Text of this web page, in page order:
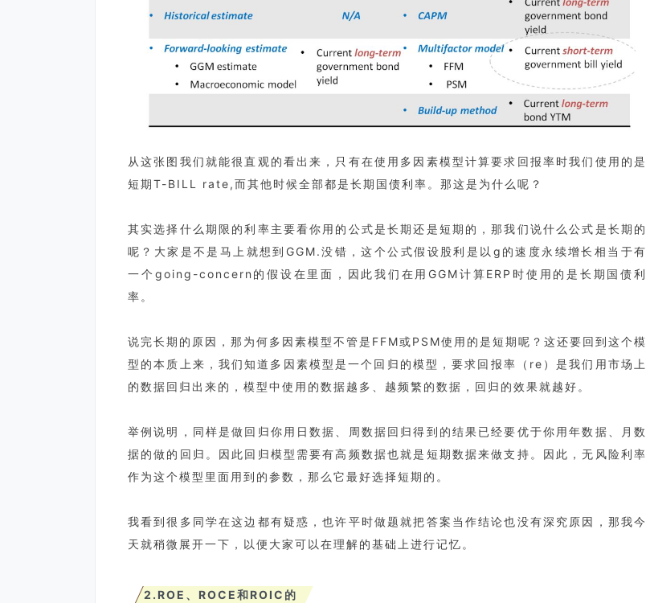
从这张图我们就能很直观的看出来，只有在使用多因素模型计算要求回报率时我们使用的是
短期T-BILL rate,而其他时候全部都是长期国债利率。那这是为什么呢？
其实选择什么期限的利率主要看你用的公式是长期还是短期的，那我们说什么公式是长期的
呢？大家是不是马上就想到GGM.没错，这个公式假设股利是以g的速度永续增长相当于有
一个going-concern的假设在里面，因此我们在用GGM计算ERP时使用的是长期国债利
率。
说完长期的原因，那为何多因素模型不管是FFM或PSM使用的是短期呢？这还要回到这个模
型的本质上来，我们知道多因素模型是一个回归的模型，要求回报率（re）是我们用市场上
的数据回归出来的，模型中使用的数据越多、越频繁的数据，回归的效果就越好。
举例说明，同样是做回归你用日数据、周数据回归得到的结果已经要优于你用年数据、月数
据的做的回归。因此回归模型需要有高频数据也就是短期数据来做支持。因此，无风险利率
作为这个模型里面用到的参数，那么它最好选择短期的。
我看到很多同学在这边都有疑惑，也许平时做题就把答案当作结论也没有深究原因，那我今
天就稍微展开一下，以便大家可以在理解的基础上进行记忆。
2.ROE、ROCE和ROIC的